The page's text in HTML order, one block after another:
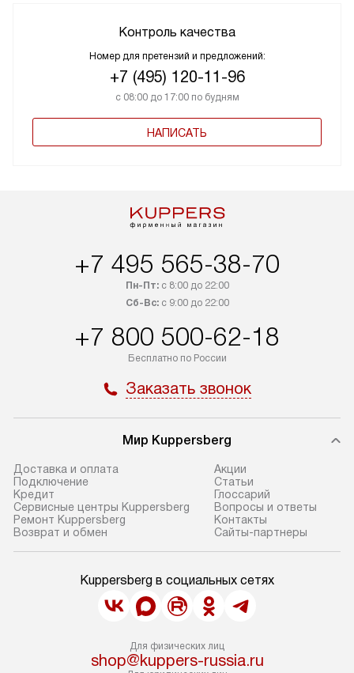
Контроль качества
Номер для претензий и предложений:
+7 (495) 120-11-96
с 08:00 до 17:00 по будням
НАПИСАТЬ
+7 495 565-38-70
Пн-Пт:с 8:00 до 22:00
Сб-Вс:с 9:00 до 22:00
+7 800 500-62-18
Бесплатно по России
Заказать звонок
Мир Kuppersberg
Доставка и оплата
Подключение
Кредит
Сервисные центры Kuppersberg
Ремонт Kuppersberg
Возврат и обмен
Акции
Cтатьи
Глоссарий
Вопросы и ответы
Контакты
Сайты-партнеры
Kuppersberg в социальных сетях
Для физических лиц
shop@kuppers-russia.ru